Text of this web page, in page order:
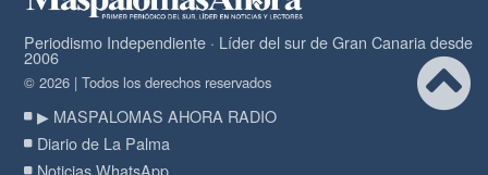
Periodismo Independiente · Líder del sur de Gran Canaria desde
2006
© 2026 | Todos los derechos reservados
▶ MASPALOMAS AHORA RADIO
Diario de La Palma
Noticias WhatsApp